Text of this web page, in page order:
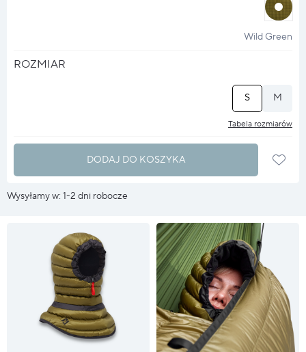
?
Wild Green
ROZMIAR
M
S
Tabela rozmiarów
DODAJ DO KOSZYKA
Wysyłamy w: 1-2 dni robocze